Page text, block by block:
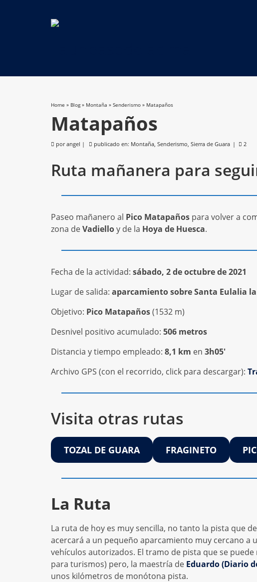
Home » Blog » Montaña » Senderismo » Matapaños
Matapaños
porangel | publicado en: Montaña, Senderismo, Sierra de Guara | 2
Ruta mañanera para
Paseo mañanero al Pico Matapaños para volver a
zona deVadielloy de la Hoya de Huesca.
Fecha de la actividad: sábado, 2 de octubre de 2021
Lugar de salida: aparcamiento sobre Santa Eulalia
Objetivo: Pico Matapaños(1532 m)
Desnivel positivo acumulado: 506 metros
Distancia y tiempo empleado: 8,1 km en 3h05′
Archivo GPS (con el recorrido, click para descargar):
Visita otras rutas
TOZAL DE GUARA FRAGINETO
La Ruta
La ruta de hoy es muy sencilla, no tanto la pista que
acercará a un pequeño aparcamiento muy cercano
vehículos autorizados. El tramo de pista que se
para turismos) pero, la maestría de Eduardo (Diario
unos kilómetros de monótona pista.